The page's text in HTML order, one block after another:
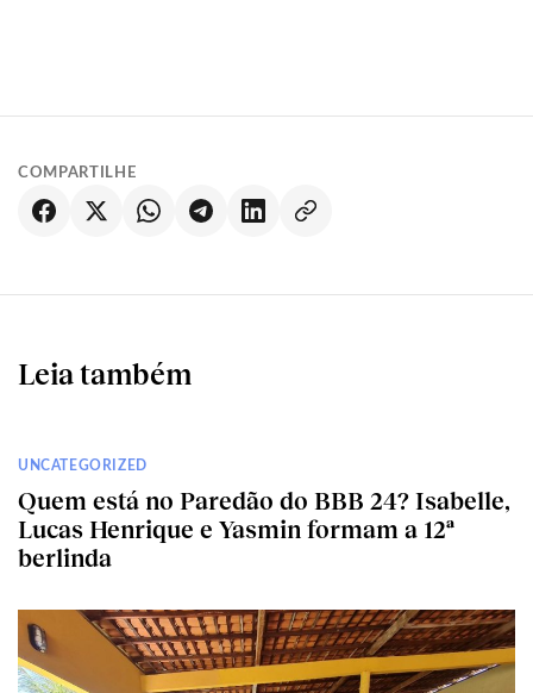
COMPARTILHE
Leia também
UNCATEGORIZED
Quem está no Paredão do BBB 24? Isabelle,
Lucas Henrique e Yasmin formam a 12ª
berlinda